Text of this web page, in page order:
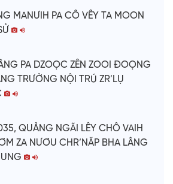
MANƯIH PA CÔ VÊY TA MOON
PA DZOỌC ZÊN ZOOI ĐOỌNG
TRƯỜNG NỘI TRÚ ZR’LỤ
QUẢNG NGÃI LÊY CHÔ VAIH
ZA NƯƠU CHR’NĂP BHA LÂNG